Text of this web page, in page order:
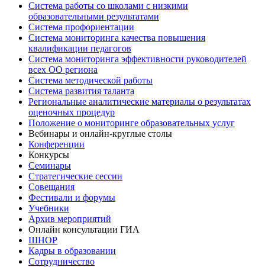
Система работы со школами с низкими
образовательными результатами
Система профориентации
Система мониторинга качества повышения
квалификации педагогов
Система мониторинга эффективности руководителей
всех ОО региона
Система методической работы
Система развития таланта
Региональные аналитические материалы о результатах
оценочных процедур
Положение о мониторинге образовательных услуг
Вебинары и онлайн-круглые столы
Конференции
Конкурсы
Семинары
Стратегические сессии
Совещания
Фестивали и форумы
Учебники
Архив мероприятий
Онлайн консультации ГИА
ШНОР
Кадры в образовании
Сотрудничество